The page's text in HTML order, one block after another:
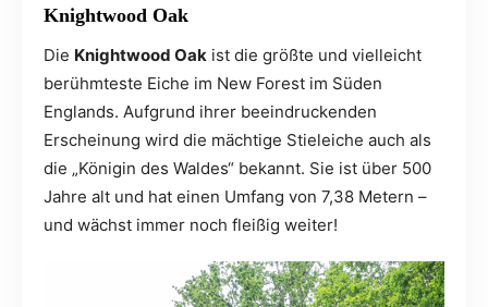
Knightwood Oak
Die Knightwood Oak ist die größte und vielleicht
berühmteste Eiche im New Forest im Süden
Englands. Aufgrund ihrer beeindruckenden
Erscheinung wird die mächtige Stieleiche auch als
die „Königin des Waldes“ bekannt. Sie ist über 500
Jahre alt und hat einen Umfang von 7,38 Metern –
und wächst immer noch fleißig weiter!